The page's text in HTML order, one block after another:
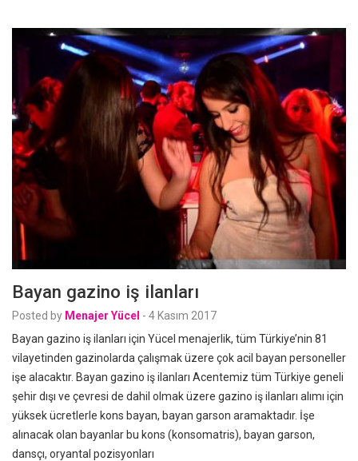
Bayan gazino iş ilanları
Posted by Menajer Yücel - 4 Kasım 2017
Bayan gazino iş ilanları için Yücel menajerlik, tüm Türkiye’nin 81
vilayetinden gazinolarda çalışmak üzere çok acil bayan personeller
işe alacaktır. Bayan gazino iş ilanları Acentemiz tüm Türkiye geneli
şehir dışı ve çevresi de dahil olmak üzere gazino iş ilanları alımı için
yüksek ücretlerle kons bayan, bayan garson aramaktadır. İşe
alınacak olan bayanlar bu kons (konsomatris), bayan garson,
dansçı, oryantal pozisyonları